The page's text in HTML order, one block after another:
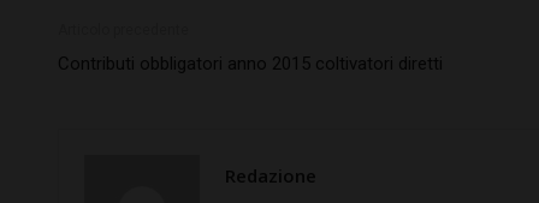
Contributi obbligatori anno 2015 coltivatori diretti
Redazione